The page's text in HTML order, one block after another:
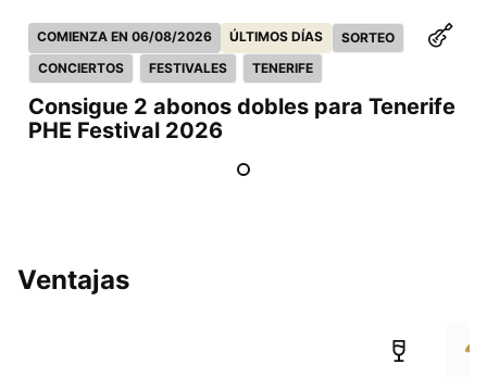
COMIENZA EN 06/08/2026 ÚLTIMOS DÍAS
SORTEO
CONCIERTOS
FESTIVALES TENERIFE
Consigue 2 abonos dobles para Tenerife
PHE Festival 2026
Ventajas